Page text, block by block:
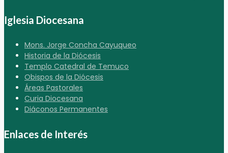
Iglesia Diocesana
Mons. Jorge Concha Cayuqueo
Historia de la Diócesis
Templo Catedral de Temuco
Obispos de la Diócesis
Áreas Pastorales
Curia Diocesana
Diáconos Permanentes
Enlaces de Interés